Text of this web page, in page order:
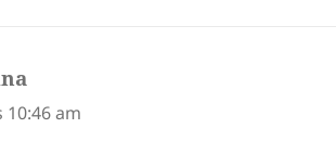
10:46 am